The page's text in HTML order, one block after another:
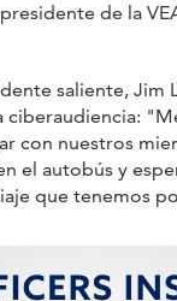
de la
saliente, Jim
ciberaudiencia:
con nuestros
el autobús y
que tenemos